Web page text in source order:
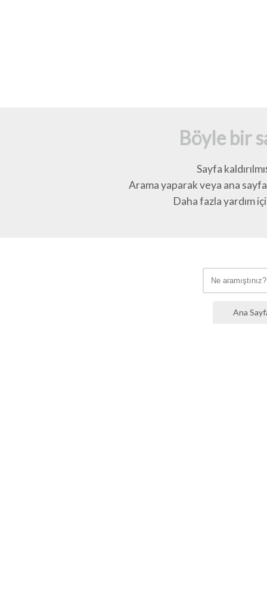
Böyle bir
Sayfa
Arama yaparak veya ana
Daha fazla yardım
Ana